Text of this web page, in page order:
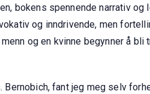
bokens spennende narrativ
og inndrivende, men
og en kvinne begynner å
Bernobich, fant jeg meg selv